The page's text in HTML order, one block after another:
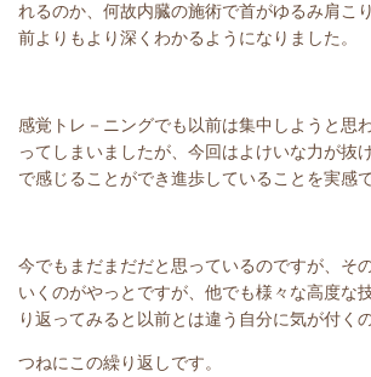
れるのか、何故内臓の施術で首がゆるみ肩こ
前よりもより深くわかるようになりました。
感覚トレ－ニングでも以前は集中しようと思
ってしまいましたが、今回はよけいな力が抜
で感じることができ進歩していることを実感
今でもまだまだだと思っているのですが、そ
いくのがやっとですが、他でも様々な高度な
り返ってみると以前とは違う自分に気が付くの
つねにこの繰り返しです。